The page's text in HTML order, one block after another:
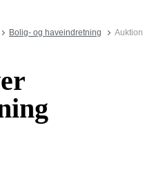
Bolig- og haveindretning
Auktion